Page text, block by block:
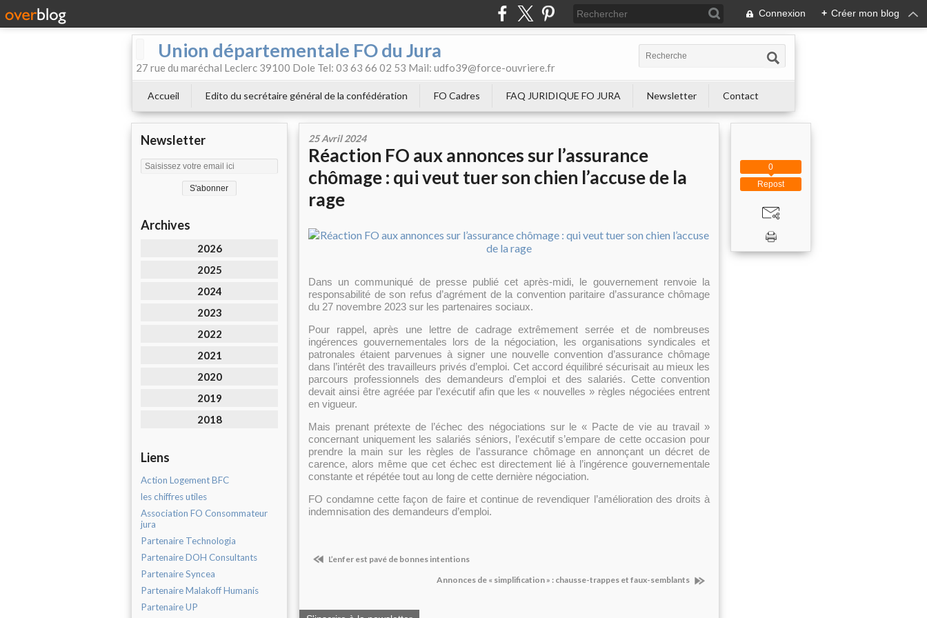
Connexion + Créer mon blog
Union départementale FO du Jura
27 rue du maréchal Leclerc 39100 Dole Tel: 03 63 66 02 53 Mail: udfo39@force-ouvriere.fr
Accueil Edito du secrétaire général de la confédération FO Cadres FAQ JURIDIQUE FO JURA Newsletter Contact
Newsletter
Archives
2026
2025
2024
2023
2022
2021
2020
2019
2018
Liens
Action Logement BFC
les chiffres utiles
Association FO Consommateur
jura
Partenaire Technologia
Partenaire DOH Consultants
Partenaire Syncea
Partenaire Malakoff Humanis
Partenaire UP
25 Avril 2024
Réaction FO aux annonces sur l’assurance
chômage : qui veut tuer son chien l’accuse de la
rage
Dans un communiqué de presse publié cet après-midi, le gouvernement renvoie la
responsabilité de son refus d’agrément de la convention paritaire d’assurance chômage
du 27 novembre 2023 sur les partenaires sociaux.
Pour rappel, après une lettre de cadrage extrêmement serrée et de nombreuses
ingérences gouvernementales lors de la négociation, les organisations syndicales et
patronales étaient parvenues à signer une nouvelle convention d’assurance chômage
dans l’intérêt des travailleurs privés d’emploi. Cet accord équilibré sécurisait au mieux les
parcours professionnels des demandeurs d'emploi et des salariés. Cette convention
devait ainsi être agréée par l’exécutif afin que les « nouvelles » règles négociées entrent
en vigueur.
Mais prenant prétexte de l’échec des négociations sur le « Pacte de vie au travail »
concernant uniquement les salariés séniors, l’exécutif s’empare de cette occasion pour
prendre la main sur les règles de l’assurance chômage en annonçant un décret de
carence, alors même que cet échec est directement lié à l’ingérence gouvernementale
constante et répétée tout au long de cette dernière négociation.
FO condamne cette façon de faire et continue de revendiquer l’amélioration des droits à
indemnisation des demandeurs d’emploi.
L’enfer est pavé de bonnes intentions
Annonces de « simplification » : chausse-trappes et faux-semblants
Repost
0